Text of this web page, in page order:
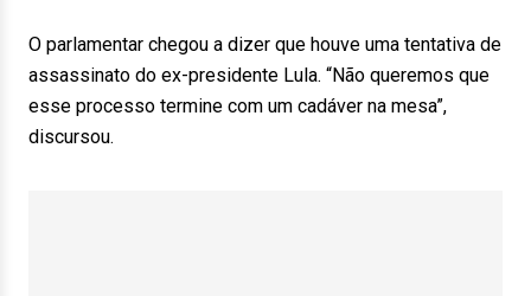
O parlamentar chegou a dizer que houve uma tentativa de
assassinato do ex-presidente Lula. “Não queremos que
esse processo termine com um cadáver na mesa”,
discursou.